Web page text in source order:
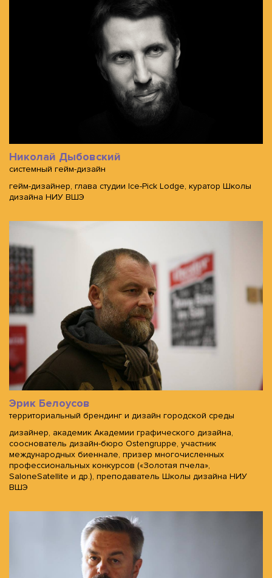
Николай Дыбовский
системный гейм-дизайн
гейм-дизайнер, глава студии Ice-Pick Lodge, куратор Школы
дизайна НИУ ВШЭ
Эрик Белоусов
территориальный брендинг и дизайн городской среды
дизайнер, академик Академии графического дизайна,
сооснователь дизайн-бюро Ostengruppe, участник
международных биеннале, призер многочисленных
профессиональных конкурсов («Золотая пчела»,
SaloneSatellite и др.), преподаватель Школы дизайна НИУ
ВШЭ